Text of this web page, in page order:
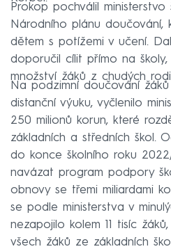
Prokop pochválil
Národního plánu doučování,
dětem s potížemi v učení.
doporučil cílit přímo na
množství žáků z chudých
Na podzimní doučování
distanční výuku, vyčlenilo
250 milionů korun, které
základních a středních škol.
do konce školního roku
navázat program podpory
obnovy se třemi miliardami
se podle ministerstva v
nezapojilo kolem 11 tisíc
všech žáků ze základních